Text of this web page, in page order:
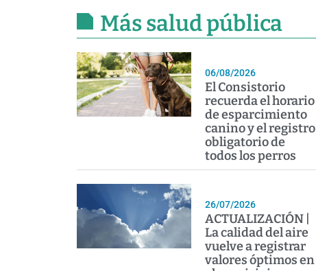
Más salud pública
06/08/2026
El Consistorio
recuerda el horario
de esparcimiento
canino y el registro
obligatorio de
todos los perros
26/07/2026
ACTUALIZACIÓN |
La calidad del aire
vuelve a registrar
valores óptimos en